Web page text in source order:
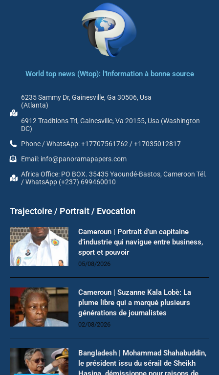
World top news (Wtop): l'Information à bonne source
6235 Sammy Dr, Gainesville, Ga 30506, Usa
(Atlanta)
6912 Traditions Trl, Gainesville, Va 20155, Usa (Washington
DC)
Phone / WhatsApp: +17707561762 / +17035012817
Email: info@panoramapapers.com
Africa Office: PO BOX. 35435 Yaoundé-Bastos, Cameroon Tél.
/ WhatsApp (+237) 699460010
Trajectoire / Portrait / Evocation
Cameroun | Portrait d’un capitaine
d’industrie qui navigue entre business,
sport et pouvoir
05/08/2026
Cameroun | Suzanne Kala Lobè: La
plume libre qui a marqué plusieurs
générations de journalistes
02/08/2026
Bangladesh | Mohammad Shahabuddin,
le président issu du sérail de Sheikh